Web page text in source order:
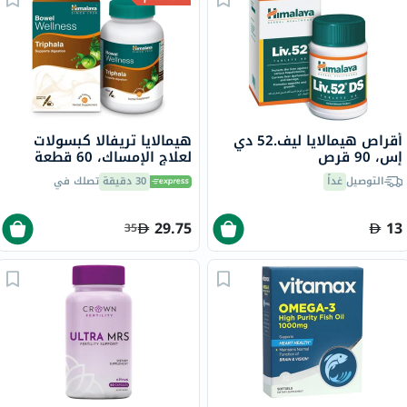
أقراص هيمالايا ليف.52 دي
إس، 90 قرص
التوصيلغداً
13
هيمالايا تريفالا كبسولات
لعلاج الإمساك، 60 قطعة
30 دقيقة تصلك في
29.75
35